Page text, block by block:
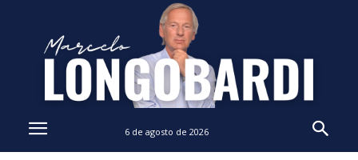
6 de agosto de 2026